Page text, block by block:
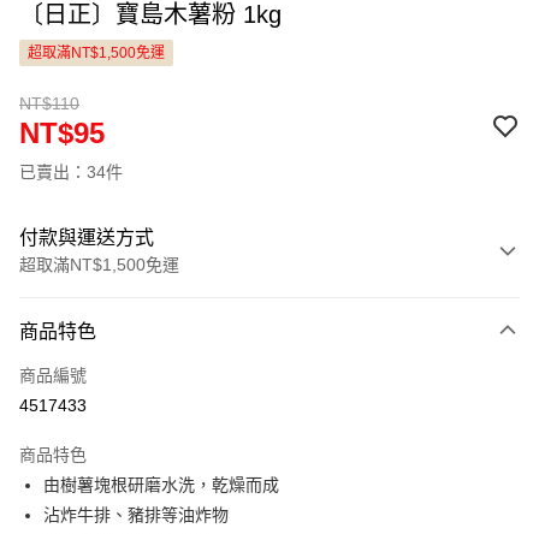
〔日正〕寶島木薯粉 1kg
超取滿NT$1,500免運
NT$110
NT$95
已賣出：34件
付款與運送方式
超取滿NT$1,500免運
信用卡一次付款
LINE Pay
悠遊付
Google Pay
商品特色
商品編號
4517433
商品特色
由樹薯塊根研磨水洗，乾燥而成
沾炸牛排、豬排等油炸物